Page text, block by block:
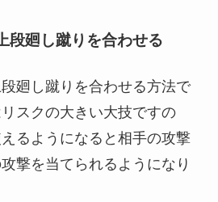
段廻し蹴りを合わせる
廻し蹴りを合わせる方法で
スクの大きい大技ですの
るようになると相手の攻撃
撃を当てられるようになり